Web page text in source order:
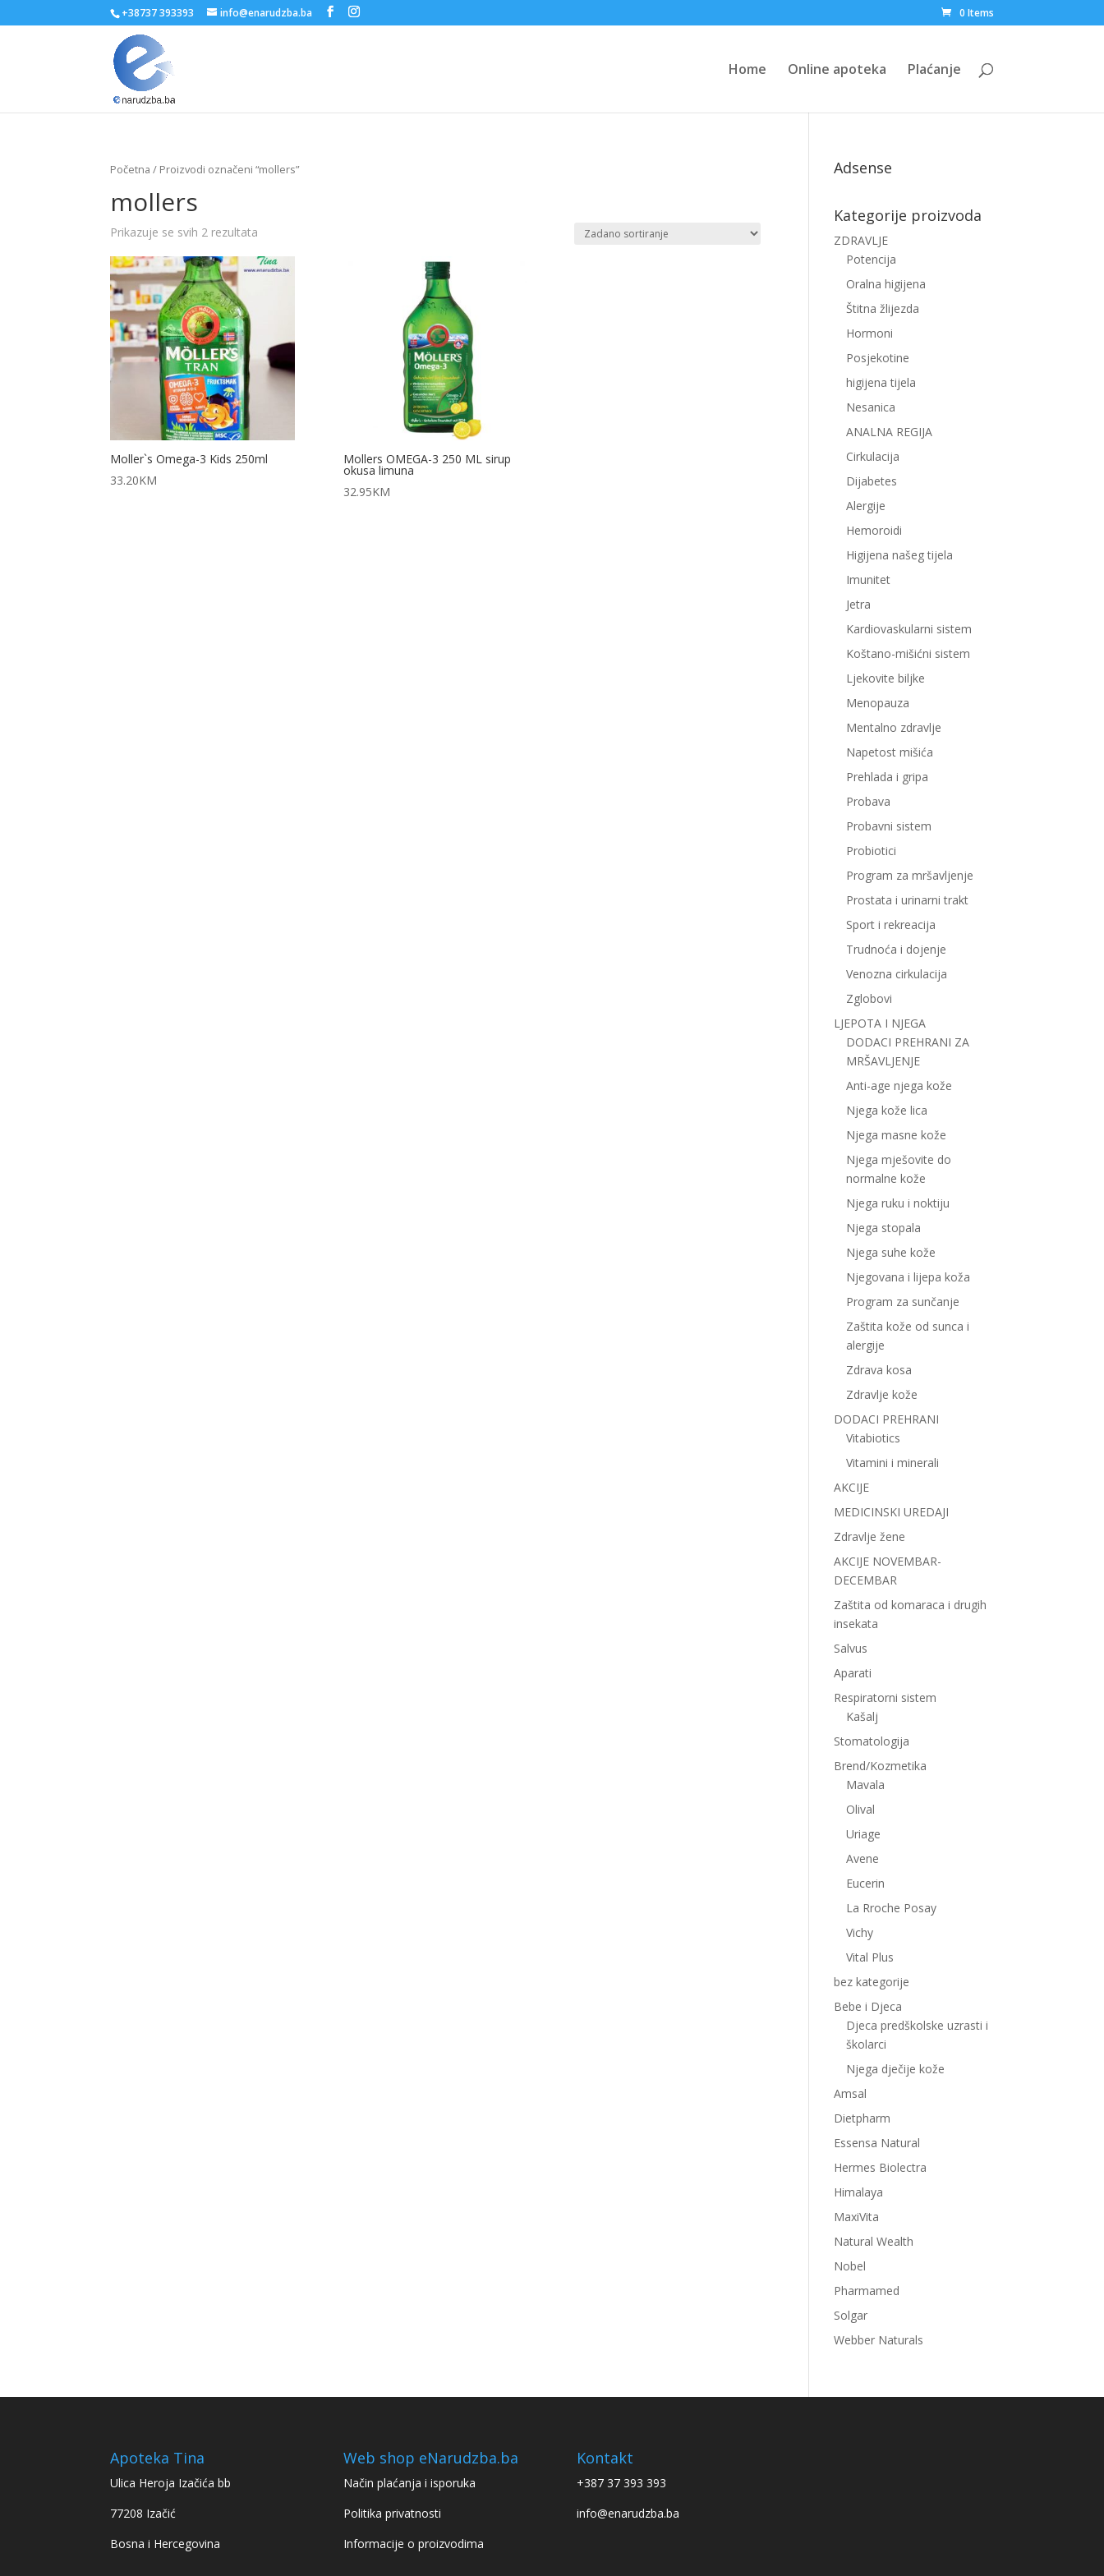
+38737 393393 info@enarudzba.ba 0 Items
Home Online apoteka Plaćanje
Početna / Proizvodi označeni “mollers”
mollers
Prikazuje se svih 2 rezultata
Moller`s Omega-3 Kids 250ml
33.20KM
Mollers OMEGA-3 250 ML sirup
okusa limuna
32.95KM
Adsense
Kategorije proizvoda
ZDRAVLJE
Potencija
Oralna higijena
Štitna žlijezda
Hormoni
Posjekotine
higijena tijela
Nesanica
ANALNA REGIJA
Cirkulacija
Dijabetes
Alergije
Hemoroidi
Higijena našeg tijela
Imunitet
Jetra
Kardiovaskularni sistem
Koštano-mišićni sistem
Ljekovite biljke
Menopauza
Mentalno zdravlje
Napetost mišića
Prehlada i gripa
Probava
Probavni sistem
Probiotici
Program za mršavljenje
Prostata i urinarni trakt
Sport i rekreacija
Trudnoća i dojenje
Venozna cirkulacija
Zglobovi
LJEPOTA I NJEGA
DODACI PREHRANI ZA
MRŠAVLJENJE
Anti-age njega kože
Njega kože lica
Njega masne kože
Njega mješovite do
normalne kože
Njega ruku i noktiju
Njega stopala
Njega suhe kože
Njegovana i lijepa koža
Program za sunčanje
Zaštita kože od sunca i
alergije
Zdrava kosa
Zdravlje kože
DODACI PREHRANI
Vitabiotics
Vitamini i minerali
AKCIJE
MEDICINSKI UREDAJI
Zdravlje žene
AKCIJE NOVEMBAR-
DECEMBAR
Zaštita od komaraca i drugih
insekata
Salvus
Aparati
Respiratorni sistem
Kašalj
Stomatologija
Brend/Kozmetika
Mavala
Olival
Uriage
Avene
Eucerin
La Rroche Posay
Vichy
Vital Plus
bez kategorije
Bebe i Djeca
Djeca predškolske uzrasti i
školarci
Njega dječije kože
Amsal
Dietpharm
Essensa Natural
Hermes Biolectra
Himalaya
MaxiVita
Natural Wealth
Nobel
Pharmamed
Solgar
Webber Naturals
Apoteka Tina
Ulica Heroja Izačića bb
77208 Izačić
Bosna i Hercegovina
Web shop eNarudzba.ba
Način plaćanja i isporuka
Politika privatnosti
Informacije o proizvodima
Kontakt
+387 37 393 393
info@enarudzba.ba